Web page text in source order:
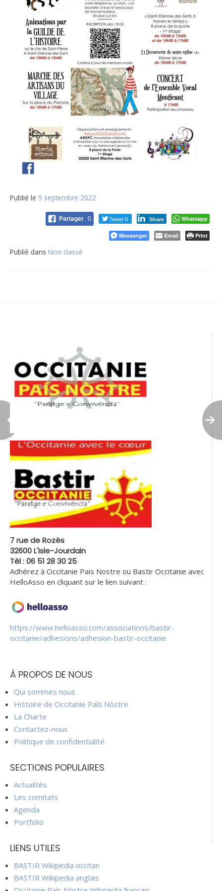
Publié le 5 septembre 2022
Partager 0 Tweet 0 Share Whatsapp
Messenger Email Print
Publié dans Non classé
7 rue de Rozès
32600 L'Isle-Jourdain
Tèl : 06 51 28 30 25
Adhérez à Occitanie Pais Nostre ou Bastir Occitanie avec
HelloAsso en cliquant sur le lien suivant :
https://www.helloasso.com/associations/bastir-
occitanie/adhesions/adhesion-bastir-occitanie
À PROPOS DE NOUS
Qui sommes nous
Histoire de Occitanie País Nòstre
La Charte
Contactez-nous
Politique de confidentialité
SECTIONS POPULAIRES
Actualités
Les comitats
Agenda
Portfolio
LIENS UTILES
BASTIR Wikipedia occitan
BASTIR Wikipedia anglais